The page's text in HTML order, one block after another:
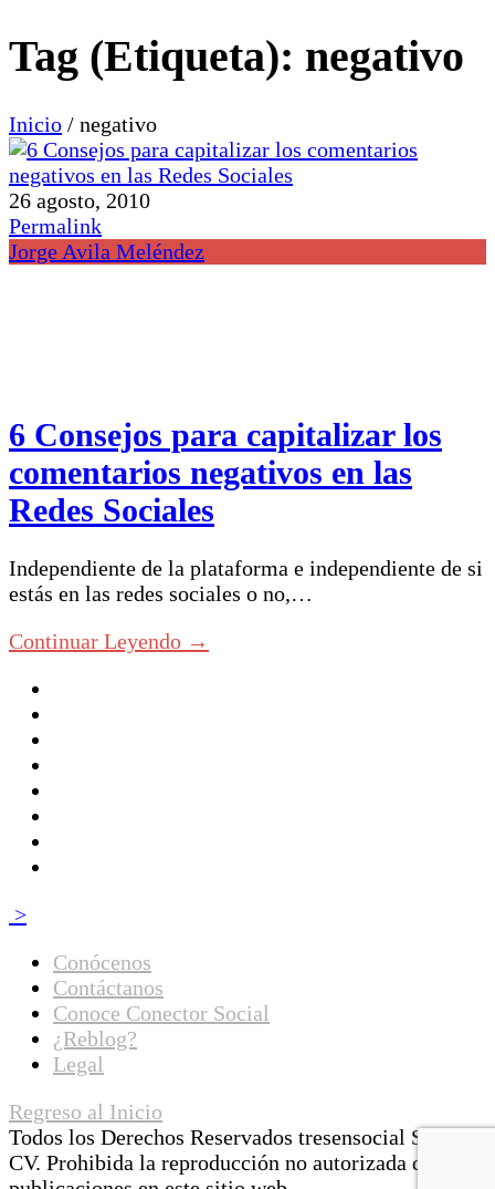
Tag (Etiqueta): negativo
Inicio / negativo
26 agosto, 2010
Permalink
Jorge Avila Meléndez
6 Consejos para capitalizar los
comentarios negativos en las
Redes Sociales
Independiente de la plataforma e independiente de si
estás en las redes sociales o no,…
Continuar Leyendo →
>
Conócenos
Contáctanos
Conoce Conector Social
¿Reblog?
Legal
Regreso al Inicio
Todos los Derechos Reservados tresensocial SA de
CV. Prohibida la reproducción no autorizada de las